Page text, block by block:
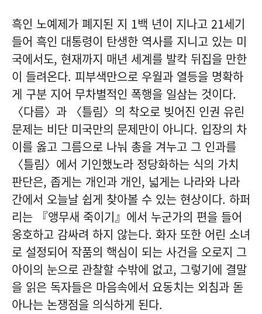
흑인 노예제가 폐지된 지 1백 년이 지나고 21세기
들어 흑인 대통령이 탄생한 역사를 지니고 있는 미
국에서도, 현재까지 매년 세계를 발칵 뒤집을 만한
이 들려온다. 피부색만으로 우월과 열등을 명확하
게 구분 지어 무차별적인 폭행을 일삼는 것이다.
〈다름〉과 〈틀림〉의 착오로 빚어진 인권 유린
문제는 비단 미국만의 문제만이 아니다. 입장의 차
이를 옳고 그름으로 나눠 총을 겨누고 그 인과를
〈틀림〉에서 기인했노라 정당화하는 식의 가치
판단은, 좁게는 개인과 개인, 넓게는 나라와 나라
간에서 오늘날 쉽게 찾아볼 수 있는 현상이다. 하퍼
리는 『앵무새 죽이기』에서 누군가의 편을 들어
옹호하고 감싸려 하지 않는다. 화자 또한 어린 소녀
로 설정되어 작품의 핵심이 되는 사건을 오로지 그
아이의 눈으로 관찰할 수밖에 없고, 그렇기에 결말
을 읽은 독자들은 마음속에서 요동치는 외침과 돋
아나는 논쟁점을 의식하게 된다.